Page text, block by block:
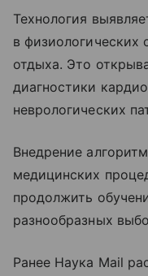
Технология
в физиологических
отдыха. Это
диагностики
неврологических
Внедрение
медицинских
продолжить
разнообразных
Ранее Наука Mail